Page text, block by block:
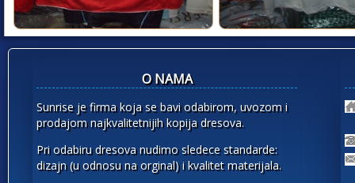
O NAMA
Sunrise je firma koja se bavi odabirom, uvozom i
prodajom najkvalitetnijih kopija dresova.
Pri odabiru dresova nudimo sledece standarde:
dizajn (u odnosu na orginal) i kvalitet materijala.